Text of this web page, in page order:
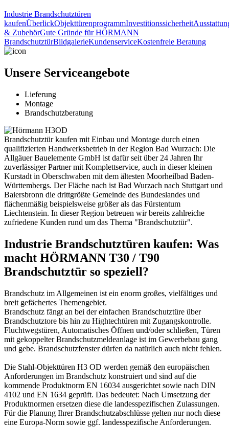
Industrie Brandschutztüren
kaufenÜberlickObjekttürenprogrammInvestitionssicherheit
& ZubehörGute Gründe für HÖRMANN
BrandschutztürBildgalerieKundenserviceKostenfreie Beratung
Unsere Serviceangebote
Lieferung
Montage
Brandschutzberatung
Brandschutztür kaufen mit Einbau und Montage durch einen
qualifizierten Handwerksbetrieb in der Region Bad Wurzach: Die
Allgäuer Bauelemente GmbH ist dafür seit über 24 Jahren Ihr
zuverlässiger Partner mit Komplettservice, auch in dieser kleinen
Kurstadt in Oberschwaben mit dem ältesten Moorheilbad Baden-
Württembergs. Der Fläche nach ist Bad Wurzach nach Stuttgart und
Baiersbronn die drittgrößte Gemeinde des Bundeslandes und
flächenmäßig beispielsweise größer als das Fürstentum
Liechtenstein. In dieser Region betreuen wir bereits zahlreiche
zufriedene Kunden rund um das Thema "Brandschutztür".
Industrie Brandschutztüren kaufen: Was
macht HÖRMANN T30 / T90
Brandschutztür so speziell?
Brandschutz im Allgemeinen ist ein enorm großes, vielfältiges und
breit gefächertes Themengebiet.
Brandschutz fängt an bei der einfachen Brandschutztüre über
Brandschutztore bis hin zu Hightechtüren mit Zugangskontrolle.
Fluchtwegstüren, Automatisches Öffnen und/oder schließen, Türen
mit gekoppelter Brandschutzmeldeanlage ist im Gewerbebau gang
und gebe. Brandschutzfenster dürfen da natürlich auch nicht fehlen.
Die Stahl-Objekttüren H3 OD werden gemäß den europäischen
Anforderungen im Brandschutz konstruiert und sind auf die
kommende Produktnorm EN 16034 ausgerichtet sowie nach DIN
4102 und EN 1634 geprüft. Das bedeutet: Nach Umsetzung der
Produktnormen ersetzen diese die landesspezifischen Zulassungen.
Für die Planung Ihrer Brandschutzabschlüsse gelten nur noch diese
eine Europa-Norm sowie ggf. landesspezifische Anforderungen.